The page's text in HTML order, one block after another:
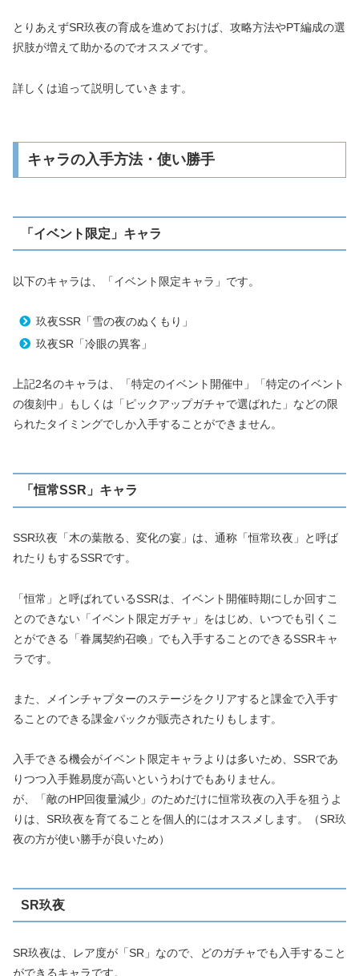
とりあえずSR玖夜の育成を進めておけば、攻略方法やPT編成の選
択肢が増えて助かるのでオススメです。
詳しくは追って説明していきます。
キャラの入手方法・使い勝手
「イベント限定」キャラ
以下のキャラは、「イベント限定キャラ」です。
玖夜SSR「雪の夜のぬくもり」
玖夜SR「冷眼の異客」
上記2名のキャラは、「特定のイベント開催中」「特定のイベント
の復刻中」もしくは「ピックアップガチャで選ばれた」などの限
られたタイミングでしか入手することができません。
「恒常SSR」キャラ
SSR玖夜「木の葉散る、変化の宴」は、通称「恒常玖夜」と呼ば
れたりもするSSRです。
「恒常」と呼ばれているSSRは、イベント開催時期にしか回すこ
とのできない「イベント限定ガチャ」をはじめ、いつでも引くこ
とができる「眷属契約召喚」でも入手することのできるSSRキャ
ラです。
また、メインチャプターのステージをクリアすると課金で入手す
ることのできる課金パックが販売されたりもします。
入手できる機会がイベント限定キャラよりは多いため、SSRであ
りつつ入手難易度が高いというわけでもありません。
が、「敵のHP回復量減少」のためだけに恒常玖夜の入手を狙うよ
りは、SR玖夜を育てることを個人的にはオススメします。（SR玖
夜の方が使い勝手が良いため）
SR玖夜
SR玖夜は、レア度が「SR」なので、どのガチャでも入手すること
ができるキャラです。